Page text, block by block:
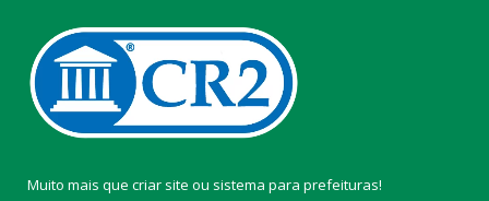
Muito mais que criar site ou sistema para prefeituras!